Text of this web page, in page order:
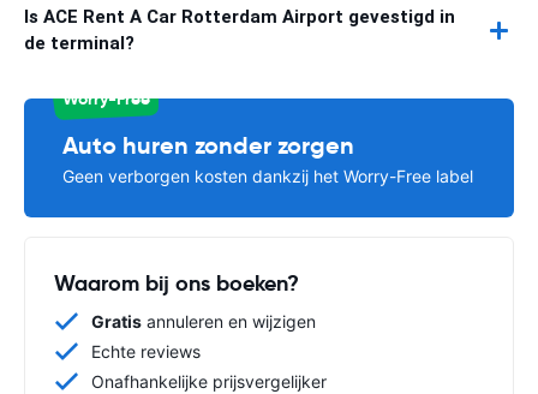
Is ACE Rent A Car Rotterdam Airport gevestigd in
de terminal?
Worry-Free
Auto huren zonder zorgen
Geen verborgen kosten dankzij het Worry-Free label
Waarom bij ons boeken?
Gratis annuleren en wijzigen
Echte reviews
Onafhankelijke prijsvergelijker